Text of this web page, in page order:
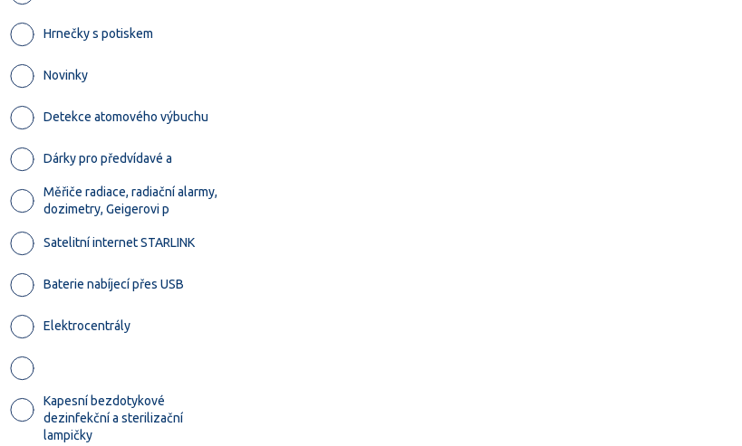
Hrnečky s potiskem
Novinky
Detekce atomového výbuchu
Dárky pro předvídavé a
Měřiče radiace, radiační alarmy,
dozimetry, Geigerovi p
Satelitní internet STARLINK
Baterie nabíjecí přes USB
Elektrocentrály
Kapesní bezdotykové
dezinfekční a sterilizační
lampičky